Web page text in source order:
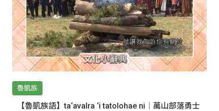
魯凱族
【魯凱族語】ta‘avalra ‘i tatolohae ni｜萬山部落勇士